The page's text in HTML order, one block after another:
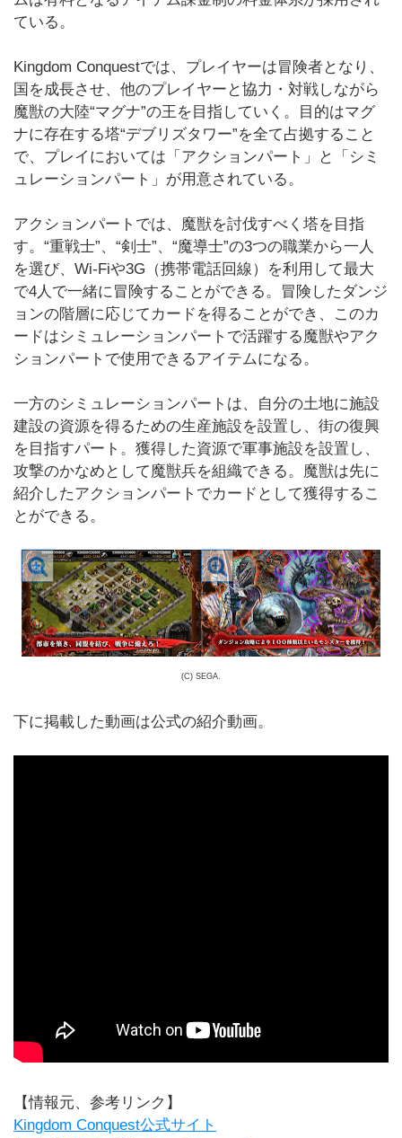
ている。
Kingdom Conquestでは、プレイヤーは冒険者となり、
国を成長させ、他のプレイヤーと協力・対戦しながら
魔獣の大陸“マグナ”の王を目指していく。目的はマグ
ナに存在する塔“デブリズタワー”を全て占拠すること
で、プレイにおいては「アクションパート」と「シミ
ュレーションパート」が用意されている。
アクションパートでは、魔獣を討伐すべく塔を目指
す。“重戦士”、“剣士”、“魔導士”の3つの職業から一人
を選び、Wi-Fiや3G（携帯電話回線）を利用して最大
で4人で一緒に冒険することができる。冒険したダンジ
ョンの階層に応じてカードを得ることができ、このカ
ードはシミュレーションパートで活躍する魔獣やアク
ションパートで使用できるアイテムになる。
一方のシミュレーションパートは、自分の土地に施設
建設の資源を得るための生産施設を設置し、街の復興
を目指すパート。獲得した資源で軍事施設を設置し、
攻撃のかなめとして魔獣兵を組織できる。魔獣は先に
紹介したアクションパートでカードとして獲得するこ
とができる。
(C) SEGA.
下に掲載した動画は公式の紹介動画。
【情報元、参考リンク】
Kingdom Conquest公式サイト